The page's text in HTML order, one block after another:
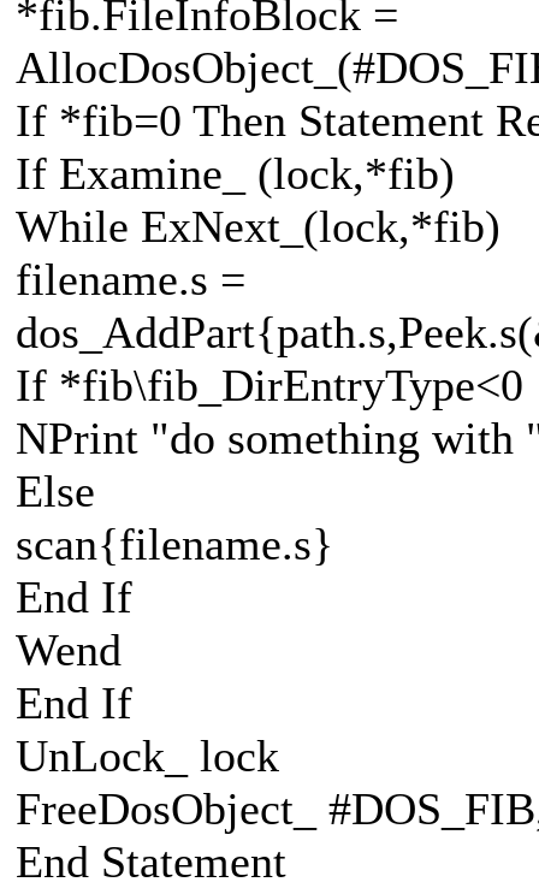
*fib.FileInfoBlock =
If *fib=0 Then Statement
If Examine_ (lock,*fib)
While ExNext_(lock,*fib)
filename.s =
If *fib\fib_DirEntryType<0
NPrint "do something with
Else
scan{filename.s}
End If
Wend
End If
UnLock_ lock
FreeDosObject_
End Statement